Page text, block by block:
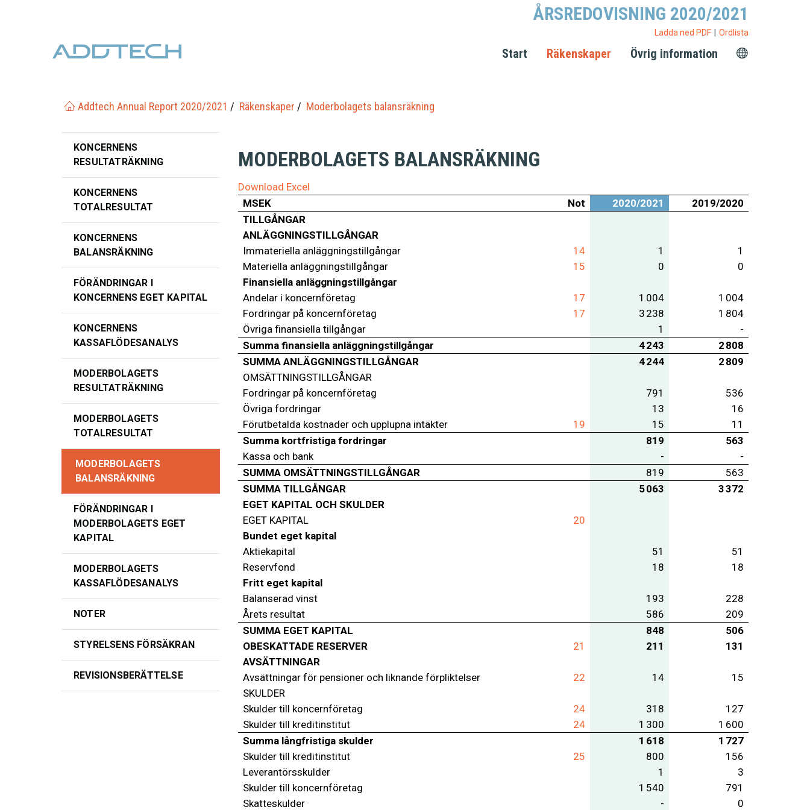
ÅRSREDOVISNING 2020/2021
Ladda ned PDF Ordlista
Start Räkenskaper Övrig information
Addtech Annual Report 2020/2021 Räkenskaper Moderbolagets balansräkning
MODERBOLAGETS BALANSRÄKNING
Download Excel
MSEK
Not 2020/2021
2019/2020
TILLGÅNGAR
ANLÄGGNINGSTILLGÅNGAR
Immateriella anläggningstillgångar
14 1
1
Materiella anläggningstillgångar
15 0
0
Finansiella anläggningstillgångar
Andelar i koncernföretag
17 1 004
1 004
Fordringar på koncernföretag
17 3 238
1 804
Övriga finansiella tillgångar
1
-
Summa finansiella anläggningstillgångar
4 243
2 808
SUMMA ANLÄGGNINGSTILLGÅNGAR
4 244
2 809
OMSÄTTNINGSTILLGÅNGAR
Fordringar på koncernföretag
791
536
Övriga fordringar
13
16
Förutbetalda kostnader och upplupna intäkter
19 15
11
Summa kortfristiga fordringar
819
563
Kassa och bank
-
-
SUMMA OMSÄTTNINGSTILLGÅNGAR
819
563
SUMMA TILLGÅNGAR
5 063
3 372
EGET KAPITAL OCH SKULDER
EGET KAPITAL
20
Bundet eget kapital
Aktiekapital
51
51
Reservfond
18
18
Fritt eget kapital
Balanserad vinst
193
228
Årets resultat
586
209
SUMMA EGET KAPITAL
848
506
OBESKATTADE RESERVER
21 211
131
AVSÄTTNINGAR
Avsättningar för pensioner och liknande förpliktelser
22 14
15
SKULDER
Skulder till koncernföretag
24 318
127
Skulder till kreditinstitut
24 1 300
1 600
Summa långfristiga skulder
1 618
1 727
Skulder till kreditinstitut
25 800
156
Leverantörsskulder
1
3
Skulder till koncernföretag
1 540
791
Skatteskulder
- 0
KONCERNENS
RESULTATRÄKNING
KONCERNENS
TOTALRESULTAT
KONCERNENS
BALANSRÄKNING
FÖRÄNDRINGAR I
KONCERNENS EGET KAPITAL
KONCERNENS
KASSAFLÖDESANALYS
MODERBOLAGETS
RESULTATRÄKNING
MODERBOLAGETS
TOTALRESULTAT
MODERBOLAGETS
BALANSRÄKNING
FÖRÄNDRINGAR I
MODERBOLAGETS EGET
KAPITAL
MODERBOLAGETS
KASSAFLÖDESANALYS
NOTER
STYRELSENS FÖRSÄKRAN
REVISIONSBERÄTTELSE